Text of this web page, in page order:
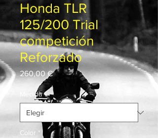
Honda TLR
125/200 Trial
competición
Reforzado
260,00 €Precio
Medida *
Color *